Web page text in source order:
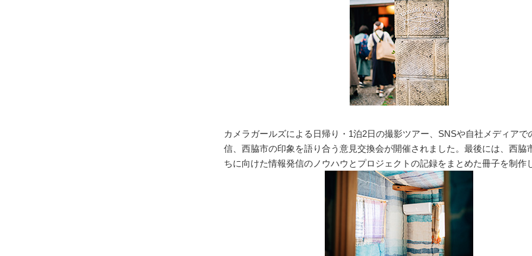
カメラガールズによる日帰り・1泊2日の撮影ツアー、SNSや自社メディアで
信、西脇市の印象を語り合う意見交換会が開催されました。最後には、西脇
ちに向けた情報発信のノウハウとプロジェクトの記録をまとめた冊子を制作